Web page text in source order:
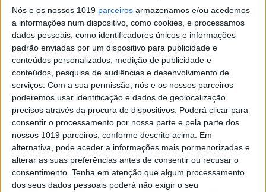
Nós e os nossos 1019 parceiros armazenamos e/ou acedemos
a informações num dispositivo, como cookies, e processamos
dados pessoais, como identificadores únicos e informações
padrão enviadas por um dispositivo para publicidade e
conteúdos personalizados, medição de publicidade e
conteúdos, pesquisa de audiências e desenvolvimento de
serviços. Com a sua permissão, nós e os nossos parceiros
poderemos usar identificação e dados de geolocalização
precisos através da procura de dispositivos. Poderá clicar para
consentir o processamento por nossa parte e pela parte dos
nossos 1019 parceiros, conforme descrito acima. Em
alternativa, pode aceder a informações mais pormenorizadas e
alterar as suas preferências antes de consentir ou recusar o
consentimento. Tenha em atenção que algum processamento
dos seus dados pessoais poderá não exigir o seu
vencedores diferentes, em motos de 4 marcas
diferentes (KTM, Yamaha, Beta e Husqvarna)
de 3 cilindradas diferentes (500cc, 450cc e
300cc) e com 2 tipos de motorizações
diferentes (2T e 4T)!
Daniel Jordão vai defender o título de
campeão nacional nas classes Absoluto e TT2.
o piloto da Yamaha foi o mais consistente na
última temporada e parte como favorito em
Góis.
Continuar a ler